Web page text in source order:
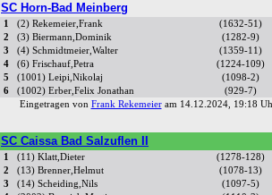
SC Horn-Bad Meinberg
1 (2) Rekemeier,Frank
(1632-51)
2
(3) Biermann,Dominik
(1282-9)
3
(4) Schmidtmeier,Walter
(1359-11)
4
(6) Frischauf,Petra
(1224-109)
5
(1001) Leipi,Nikolaj
(1098-2)
6
(1002) Erber,Felix Jonathan
(929-7)
Eingetragen von Frank Rekemeieram 14.12.2024, 19:18
SC Caissa Bad Salzuflen II
1 (11) Klatt,Dieter
(1278-128)
2
(13) Brenner,Helmut
(1078-13)
3
(14) Scheiding,Nils
(1097-5)